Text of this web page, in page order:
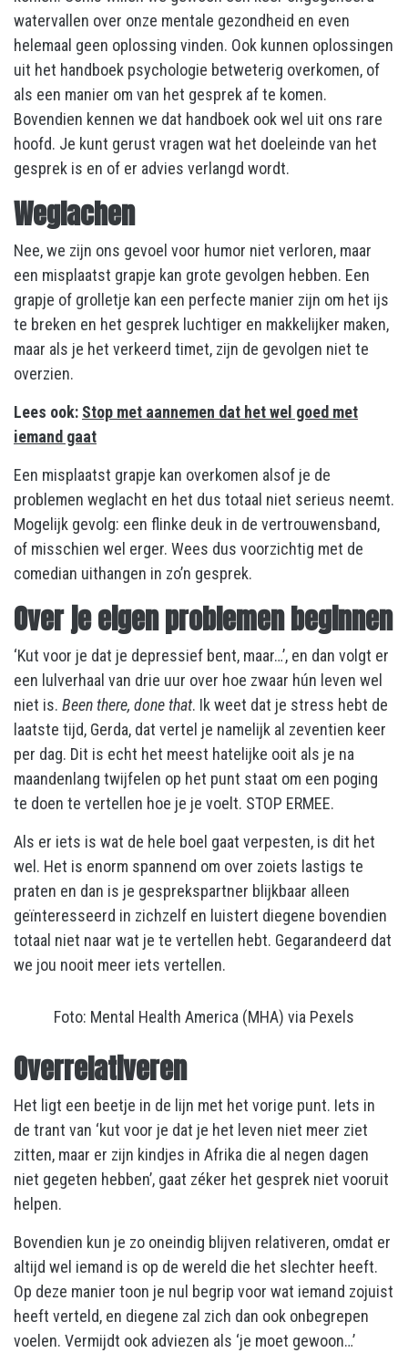
watervallen over onze mentale gezondheid en even
helemaal geen oplossing vinden. Ook kunnen oplossingen
uit het handboek psychologie betweterig overkomen, of
als een manier om van het gesprek af te komen.
Bovendien kennen we dat handboek ook wel uit ons rare
hoofd. Je kunt gerust vragen wat het doeleinde van het
gesprek is en of er advies verlangd wordt.
Weglachen
Nee, we zijn ons gevoel voor humor niet verloren, maar
een misplaatst grapje kan grote gevolgen hebben. Een
grapje of grolletje kan een perfecte manier zijn om het ijs
te breken en het gesprek luchtiger en makkelijker maken,
maar als je het verkeerd timet, zijn de gevolgen niet te
overzien.
Lees ook: Stop met aannemen dat het wel goed met
iemand gaat
Een misplaatst grapje kan overkomen alsof je de
problemen weglacht en het dus totaal niet serieus neemt.
Mogelijk gevolg: een flinke deuk in de vertrouwensband,
of misschien wel erger. Wees dus voorzichtig met de
comedian uithangen in zo’n gesprek.
Over je eigen problemen beginnen
‘Kut voor je dat je depressief bent, maar…’, en dan volgt er
een lulverhaal van drie uur over hoe zwaar hún leven wel
niet is. Been there, done that. Ik weet dat je stress hebt de
laatste tijd, Gerda, dat vertel je namelijk al zeventien keer
per dag. Dit is echt het meest hatelijke ooit als je na
maandenlang twijfelen op het punt staat om een poging
te doen te vertellen hoe je je voelt. STOP ERMEE.
Als er iets is wat de hele boel gaat verpesten, is dit het
wel. Het is enorm spannend om over zoiets lastigs te
praten en dan is je gesprekspartner blijkbaar alleen
geïnteresseerd in zichzelf en luistert diegene bovendien
totaal niet naar wat je te vertellen hebt. Gegarandeerd dat
we jou nooit meer iets vertellen.
Foto: Mental Health America (MHA) via Pexels
Overrelativeren
Het ligt een beetje in de lijn met het vorige punt. Iets in
de trant van ‘kut voor je dat je het leven niet meer ziet
zitten, maar er zijn kindjes in Afrika die al negen dagen
niet gegeten hebben’, gaat zéker het gesprek niet vooruit
helpen.
Bovendien kun je zo oneindig blijven relativeren, omdat er
altijd wel iemand is op de wereld die het slechter heeft.
Op deze manier toon je nul begrip voor wat iemand zojuist
heeft verteld, en diegene zal zich dan ook onbegrepen
voelen. Vermijdt ook adviezen als ‘je moet gewoon…’